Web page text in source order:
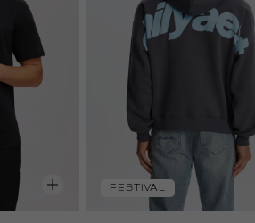
FESTIVAL